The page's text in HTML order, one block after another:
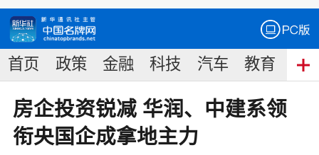
首页 政策 金融 科技 汽车 教育 食
房企投资锐减 华润、中建系领
衔央国企成拿地主力